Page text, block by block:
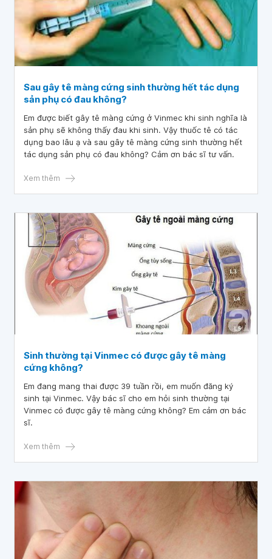
Sau gây tê màng cứng sinh thường hết tác dụng
sản phụ có đau không?
Em được biết gây tê màng cứng ở Vinmec khi sinh nghĩa là
sản phụ sẽ không thấy đau khi sinh. Vậy thuốc tê có tác
dụng bao lâu ạ và sau gây tê màng cứng sinh thường hết
tác dụng sản phụ có đau không? Cảm ơn bác sĩ tư vấn.
Xem thêm
Sinh thường tại Vinmec có được gây tê màng
cứng không?
Em đang mang thai được 39 tuần rồi, em muốn đăng ký
sinh tại Vinmec. Vậy bác sĩ cho em hỏi sinh thường tại
Vinmec có được gây tê màng cứng không? Em cảm ơn bác
sĩ.
Xem thêm